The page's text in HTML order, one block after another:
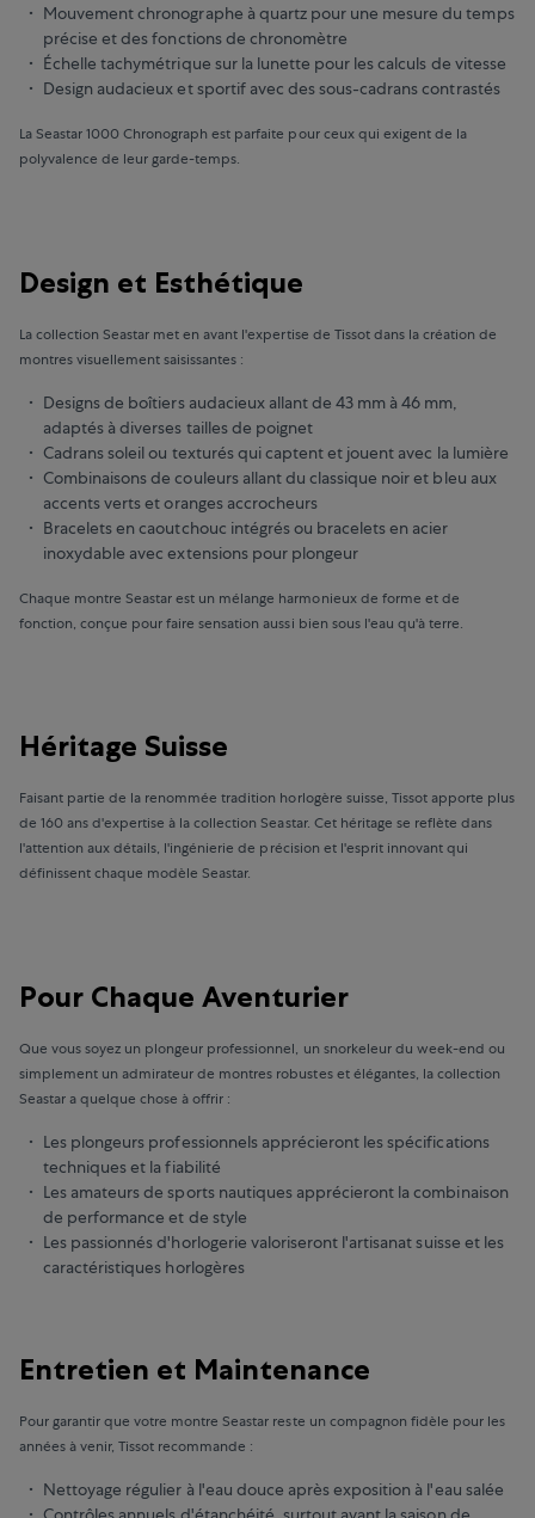
Mouvement chronographe à quartz pour une mesure du temps
précise et des fonctions de chronomètre
Échelle tachymétrique sur la lunette pour les calculs de vitesse
Design audacieux et sportif avec des sous-cadrans contrastés
La Seastar 1000 Chronograph est parfaite pour ceux qui exigent de la
polyvalence de leur garde-temps.
Design et Esthétique
La collection Seastar met en avant l'expertise de Tissot dans la création de
montres visuellement saisissantes :
Designs de boîtiers audacieux allant de 43 mm à 46 mm,
adaptés à diverses tailles de poignet
Cadrans soleil ou texturés qui captent et jouent avec la lumière
Combinaisons de couleurs allant du classique noir et bleu aux
accents verts et oranges accrocheurs
Bracelets en caoutchouc intégrés ou bracelets en acier
inoxydable avec extensions pour plongeur
Chaque montre Seastar est un mélange harmonieux de forme et de
fonction, conçue pour faire sensation aussi bien sous l'eau qu'à terre.
Héritage Suisse
Faisant partie de la renommée tradition horlogère suisse, Tissot apporte plus
de 160 ans d'expertise à la collection Seastar. Cet héritage se reflète dans
l'attention aux détails, l'ingénierie de précision et l'esprit innovant qui
définissent chaque modèle Seastar.
Pour Chaque Aventurier
Que vous soyez un plongeur professionnel, un snorkeleur du week-end ou
simplement un admirateur de montres robustes et élégantes, la collection
Seastar a quelque chose à offrir :
Les plongeurs professionnels apprécieront les spécifications
techniques et la fiabilité
Les amateurs de sports nautiques apprécieront la combinaison
de performance et de style
Les passionnés d'horlogerie valoriseront l'artisanat suisse et les
caractéristiques horlogères
Entretien et Maintenance
Pour garantir que votre montre Seastar reste un compagnon fidèle pour les
années à venir, Tissot recommande :
Nettoyage régulier à l'eau douce après exposition à l'eau salée